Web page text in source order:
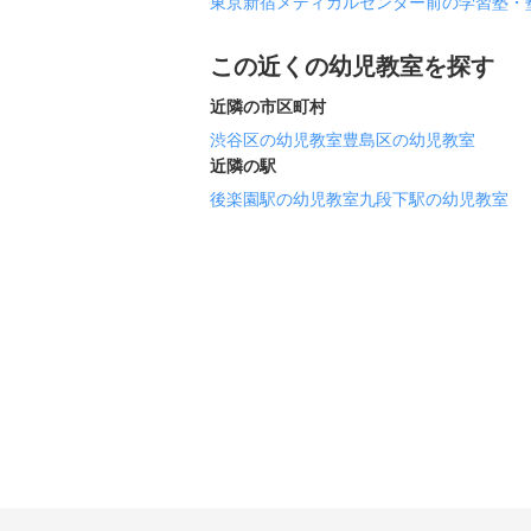
この近くの幼児教室を探す
近隣の市区町村
渋谷区の幼児教室豊島区の幼児教室
近隣の駅
後楽園駅の幼児教室九段下駅の幼児教室